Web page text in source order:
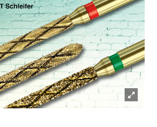
Lightbox